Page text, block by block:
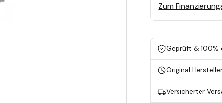
Zum
Geprüft & 100%
Original
Versicherter